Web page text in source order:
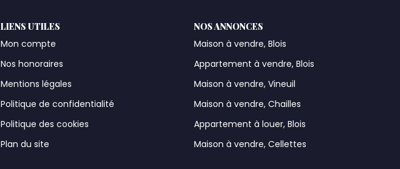
LIENS UTILES
Mon compte
Nos honoraires
Mentions légales
Politique de confidentialité
Politique des cookies
Plan du site
NOS ANNONCES
Maison à vendre, Blois
Appartement à vendre, Blois
Maison à vendre, Vineuil
Maison à vendre, Chailles
Appartement à louer, Blois
Maison à vendre, Cellettes